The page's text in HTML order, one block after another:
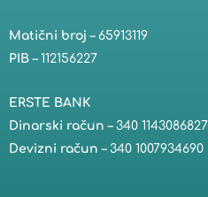
Matični broj – 65913119
PIB – 112156227
ERSTE BANK
Dinarski račun – 340 1143086827
Devizni račun – 340 1007934690